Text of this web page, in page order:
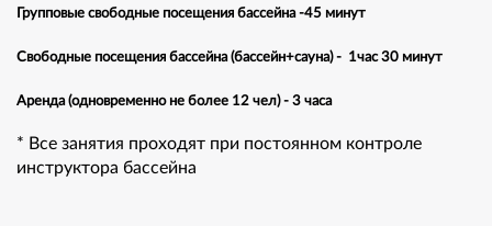
Групповые свободные посещения бассейна -45 минут
Свободные посещения бассейна (бассейн+сауна) - 1час 30 минут
Аренда (одновременно не более 12 чел) - 3 часа
* Все занятия проходят при постоянном контроле
инструктора бассейна